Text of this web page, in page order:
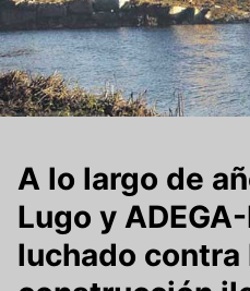
A lo largo de
Lugo y
luchado contra